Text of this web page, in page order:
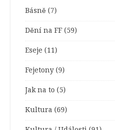
Básně (7)
Dění na FF (59)
Eseje (11)
Fejetony (9)
Jak na to (5)
Kultura (69)